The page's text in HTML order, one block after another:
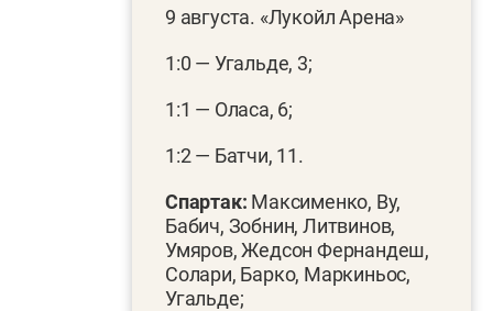
9 августа. «Лукойл Арена»
1:0 — Угальде, 3;
1:1 — Оласа, 6;
1:2 — Батчи, 11.
Спартак: Максименко, Ву,
Бабич, Зобнин, Литвинов,
Умяров, Жедсон Фернандеш,
Солари, Барко, Маркиньос,
Угальде;